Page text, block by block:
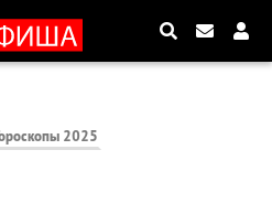
2025